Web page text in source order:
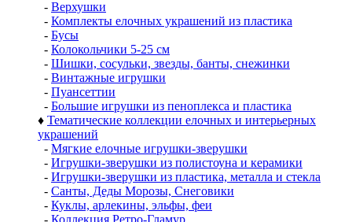
- Верхушки
- Комплекты елочных украшений из пластика
- Бусы
- Колокольчики 5-25 см
- Шишки, сосульки, звезды, банты, снежинки
- Винтажные игрушки
- Пуансеттии
- Большие игрушки из пеноплекса и пластика
♦ Тематические коллекции елочных и интерьерных
украшений
- Мягкие елочные игрушки-зверушки
- Игрушки-зверушки из полистоуна и керамики
- Игрушки-зверушки из пластика, металла и стекла
- Санты, Деды Морозы, Снеговики
- Куклы, арлекины, эльфы, феи
- Коллекция Ретро-Гламур